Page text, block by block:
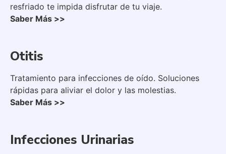
resfriado te impida disfrutar de tu viaje.
Saber Más >>
Otitis
Tratamiento para infecciones de oído. Soluciones
rápidas para aliviar el dolor y las molestias.
Saber Más >>
Infecciones Urinarias